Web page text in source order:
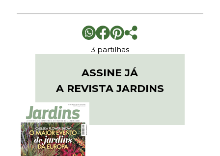
3 partilhas
ASSINE JÁ
A REVISTA JARDINS